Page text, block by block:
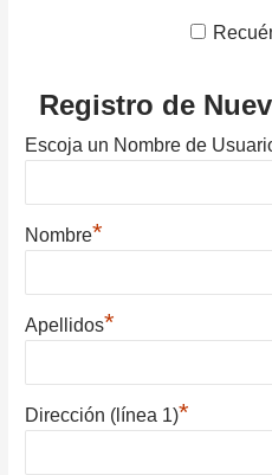
Registro de
Escoja un Nombre de
Nombre*
Apellidos*
Dirección (línea 1)*